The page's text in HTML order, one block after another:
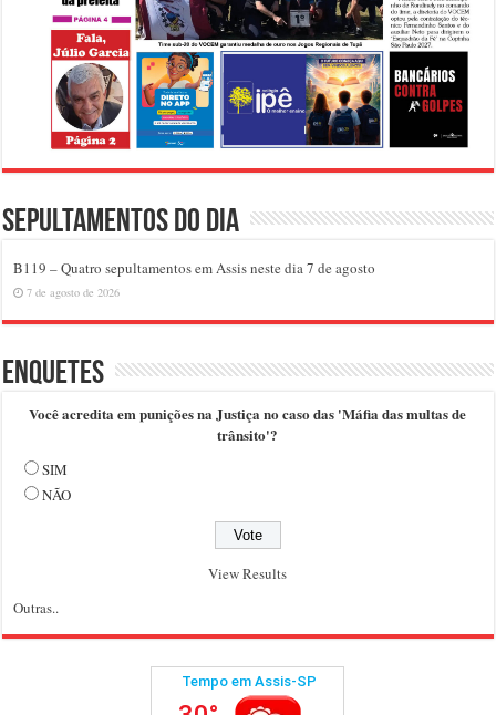
Sepultamentos do dia
B119 – Quatro sepultamentos em Assis neste dia 7 de agosto
7 de agosto de 2026
Enquetes
Você acredita em punições na Justiça no caso das 'Máfia das multas de
trânsito'?
SIM
NÃO
View Results
Outras..